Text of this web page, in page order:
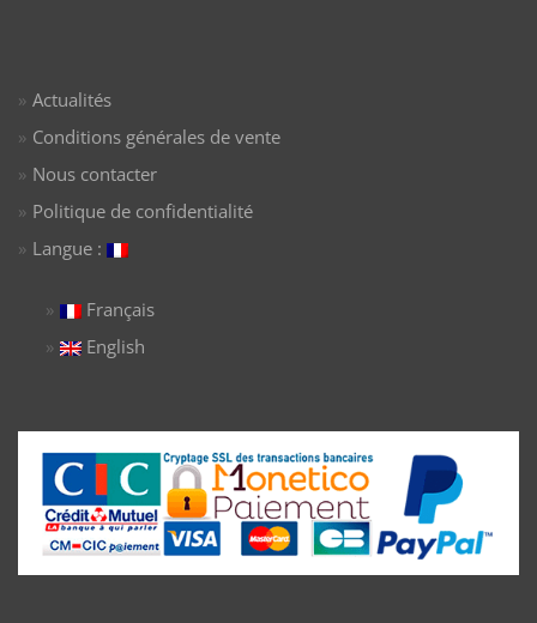
Actualités
Conditions générales de vente
Nous contacter
Politique de confidentialité
Langue :
Français
English